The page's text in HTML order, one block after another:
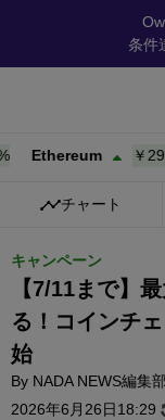
条件
Ethereum ￥
チャート
キャンペーン
【7/11まで】
る！コインチ
始
By NADA NEWS編集部
2026年6月26日18:29